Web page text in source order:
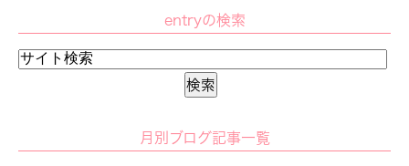
entryの検索
月別ブログ記事一覧